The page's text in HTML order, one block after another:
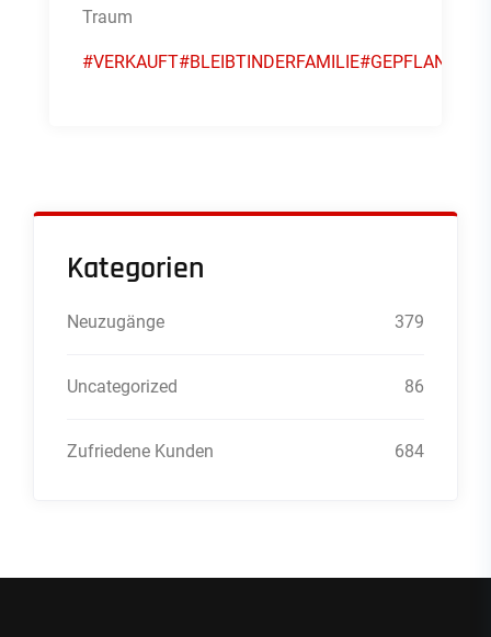
Traum
#VERKAUFT#BLEIBTINDERFAMILIE#GEPFLANZT
Kategorien
Neuzugänge 379
Uncategorized 86
Zufriedene Kunden 684